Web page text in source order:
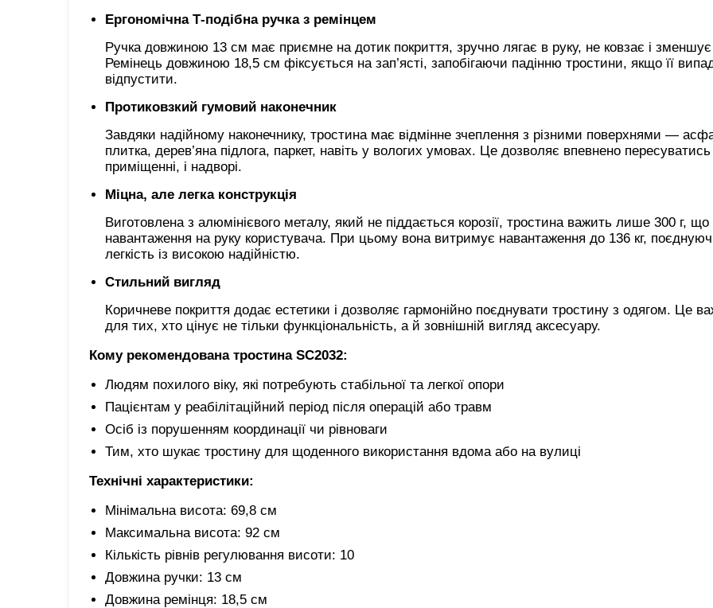
Ергономічна Т-подібна ручка з ремінцем
Ручка довжиною 13 см має приємне на дотик покриття, зручно лягає в руку, не ковзає і
Ремінець довжиною 18,5 см фіксується на зап’ясті, запобігаючи падінню тростини, якщо її
відпустити.
Протиковзкий гумовий наконечник
Завдяки надійному наконечнику, тростина має відмінне зчеплення з різними поверхнями —
плитка, дерев’яна підлога, паркет, навіть у вологих умовах. Це дозволяє впевнено пересуватись
приміщенні, і надворі.
Міцна, але легка конструкція
Виготовлена з алюмінієвого металу, який не піддається корозії, тростина важить лише 300 г,
навантаження на руку користувача. При цьому вона витримує навантаження до 136 кг,
легкість із високою надійністю.
Стильний вигляд
Коричневе покриття додає естетики і дозволяє гармонійно поєднувати тростину з одягом. Це
для тих, хто цінує не тільки функціональність, а й зовнішній вигляд аксесуару.
Кому рекомендована тростина SC2032:
Людям похилого віку, які потребують стабільної та легкої опори
Пацієнтам у реабілітаційний період після операцій або травм
Осіб із порушенням координації чи рівноваги
Тим, хто шукає тростину для щоденного використання вдома або на вулиці
Технічні характеристики:
Мінімальна висота: 69,8 см
Максимальна висота: 92 см
Кількість рівнів регулювання висоти: 10
Довжина ручки: 13 см
Довжина ремінця: 18,5 см